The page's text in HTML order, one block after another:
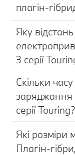
плагін-
Яку
3 серії
Скільки
заряджання
серії Touring?
Які розміри
Плагін-